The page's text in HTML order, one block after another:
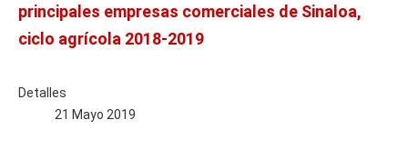
principales empresas comerciales de Sinaloa,
ciclo agrícola 2018-2019
Detalles
21 Mayo 2019